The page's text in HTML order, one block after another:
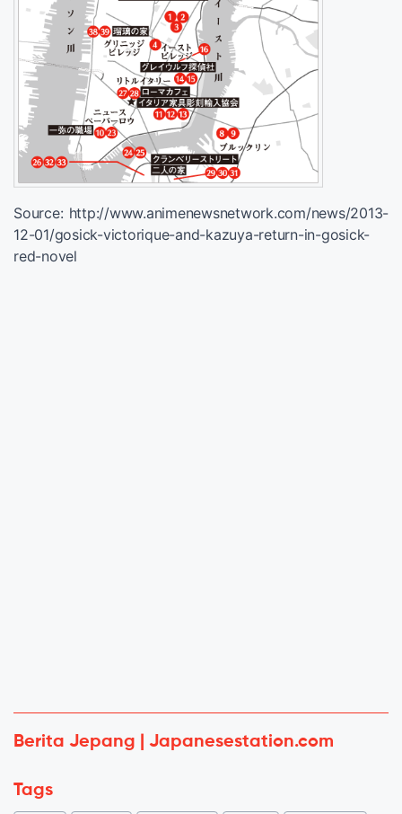
Source: http://www.animenewsnetwork.com/news/2013-
12-01/gosick-victorique-and-kazuya-return-in-gosick-
red-novel
Berita Jepang | Japanesestation.com
Tags